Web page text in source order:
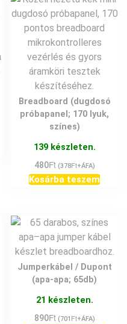
Breadboard (dugdosó
próbapanel; 170 lyuk,
színes)
139 készleten.
480Ft (378Ft+ÁFA)
Kosárba teszem
Jumperkábel / Dupont
(apa-apa; 65db)
21 készleten.
890Ft (701 Ft+ÁFA)